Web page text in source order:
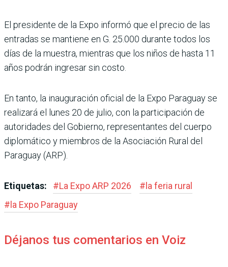
El presidente de la Expo informó que el precio de las
entradas se mantiene en G. 25.000 durante todos los
días de la muestra, mientras que los niños de hasta 11
años podrán ingresar sin costo.
En tanto, la inauguración oficial de la Expo Paraguay se
realizará el lunes 20 de julio, con la participación de
autoridades del Gobierno, representantes del cuerpo
diplomático y miembros de la Asociación Rural del
Para­guay (ARP).
Etiquetas: #La Expo ARP 2026 #la feria rural
#la Expo Paraguay
Déjanos tus comentarios en Voiz